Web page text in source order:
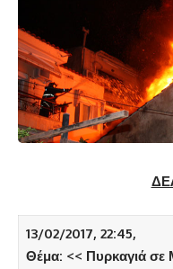
13/02/2017, 22:45,
Θέμα: << Πυρκαγιά σε